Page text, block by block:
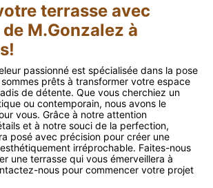
terrasse avec
M.Gonzalez à
passionné est spécialisée dans la pose
prêts à transformer votre espace
de détente. Que vous cherchiez un
ou contemporain, nous avons le
vous. Grâce à notre attention
et à notre souci de la perfection,
posé avec précision pour créer une
irréprochable. Faites-nous
une terrasse qui vous émerveillera à
nous pour commencer votre projet